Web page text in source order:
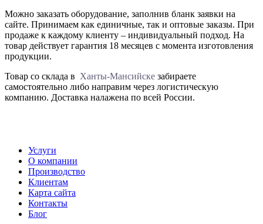
Можно заказать оборудование, заполнив бланк заявки на
сайте. Принимаем как единичные, так и оптовые заказы. При
продаже к каждому клиенту – индивидуальный подход. На
товар действует гарантия 18 месяцев с момента изготовления
продукции.
Товар со склада в Ханты-Мансийске забираете
самостоятельно либо направим через логистическую
компанию. Доставка налажена по всей России.
Услуги
О компании
Производство
Клиентам
Карта сайта
Контакты
Блог